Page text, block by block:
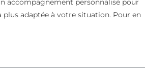
accompagnement personnalisé pour
adaptée à votre situation. Pour en